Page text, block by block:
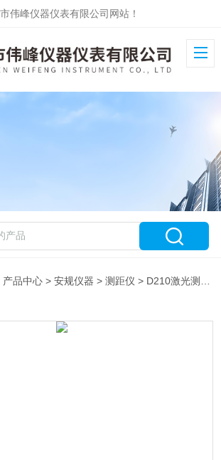
伟峰仪器仪表有限公司网站！
产品中心 >安规仪器 >测距仪 > D210激光测距仪，徕卡测距仪_徕卡迪士通代理商